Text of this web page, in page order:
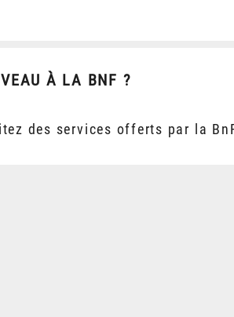
À LA BNF ?
des services offerts par la